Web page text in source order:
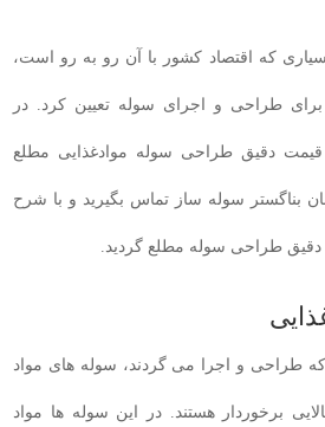
که اقتصاد کشور با آن رو به رو است،
طراحی و اجرای سوله تعیین کرد. در
دقیق طراحی سوله موادغذایی مطلع
بناگستر سوله ساز تماس بگیرید و با شرح
دقیق طراحی سوله مطلع گردید.
طراحی و اجرا می گردند، سوله های مواد
برخوردار هستند. در این سوله ها مواد